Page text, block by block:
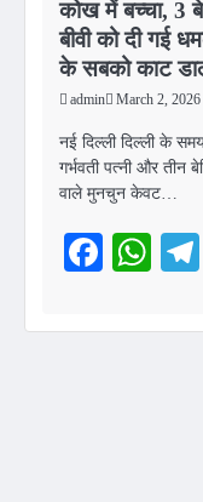
कोख में बच्चा, 3
बीवी को दी गई
के सबको काट
admin March 2, 2026
नई दिल्ली दिल्ली के
गर्भवती पत्नी और तीन
वाले मुनचुन केवट…